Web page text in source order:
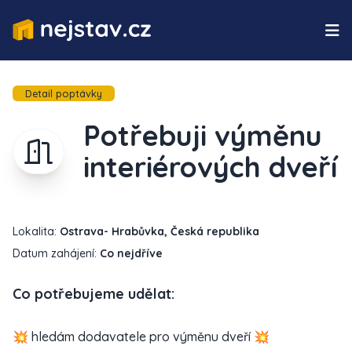
Detail poptávky
Potřebuji výměnu
interiérových dveří
Lokalita: Ostrava- Hrabůvka, Česká republika
Datum zahájení: Co nejdříve
Co potřebujeme udělat:
💥 hledám dodavatele pro výměnu dveří 💥